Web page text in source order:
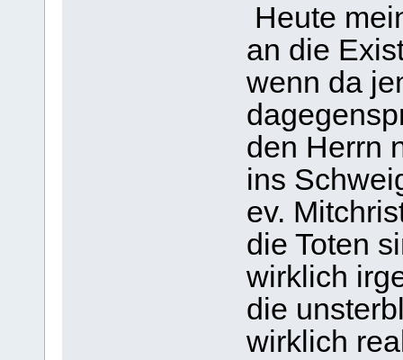
Heute
an die
wenn da
den Herrn
ins
ev.
die Toten
wirklich
die
wirklich